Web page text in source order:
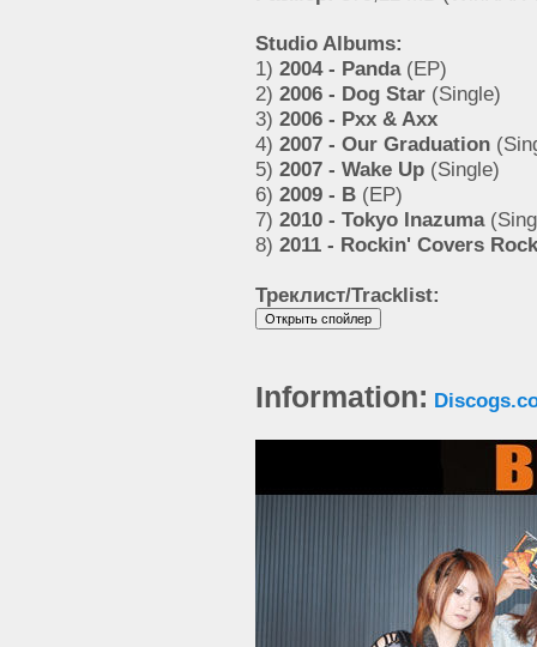
Studio Albums:
1) 2004 - Panda(EP)
2) 2006 - Dog Star (Single)
3) 2006 - Pxx & Axx
4) 2007 - Our Graduation
5) 2007 - Wake Up (Single)
6) 2009 - B (EP)
7) 2010 - Tokyo Inazuma
8) 2011 - Rockin' Covers
Треклист/Tracklist:
Information: